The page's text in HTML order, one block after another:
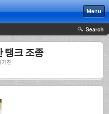
Menu
Search
탱크 조종
진